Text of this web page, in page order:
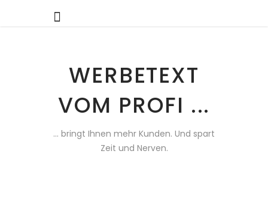
WERBETEXT
VOM PROFI ...
... bringt Ihnen mehr Kunden. Und spart
Zeit und Nerven.